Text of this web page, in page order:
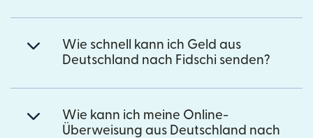
Wie schnell kann ich Geld aus
Deutschland nach Fidschi senden?
Wie kann ich meine Online-
Überweisung aus Deutschland nach